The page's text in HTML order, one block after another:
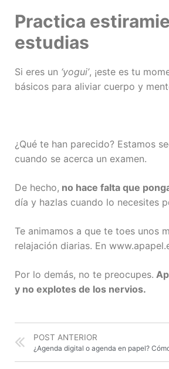
Practica
estudias
Si eres un ‘yogui’, ¡este es tu
básicos para aliviar cuerpo y
¿Qué te han parecido? Estamos
cuando se acerca un examen.
De hecho, no hace falta que
día y hazlas cuando lo necesites
Te animamos a que te toes unos
relajación diarias. En
Por lo demás, no te preocupes.
y no explotes de los nervios.
POST ANTERIOR
¿Agenda digital o agenda en papel?